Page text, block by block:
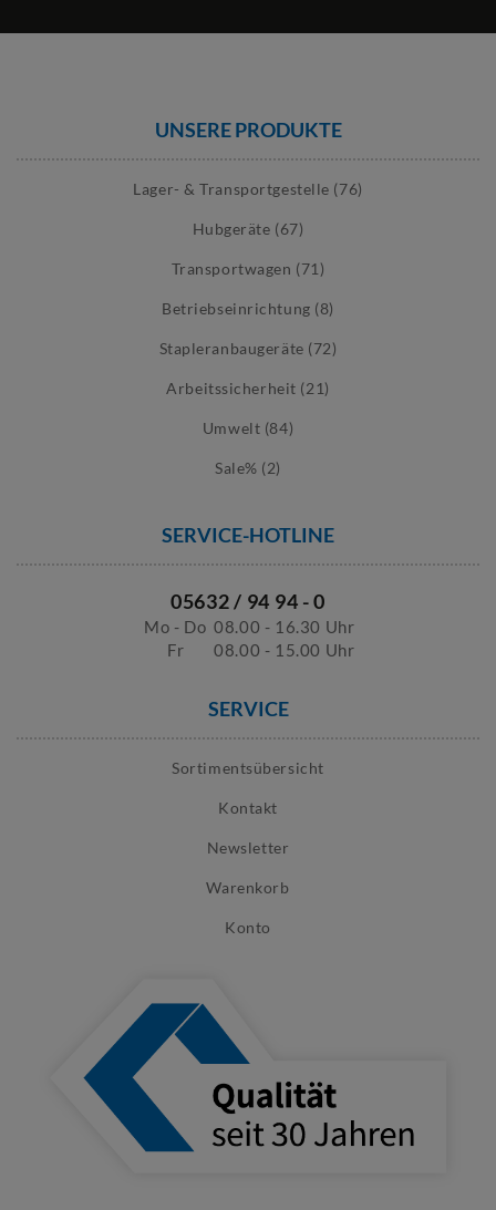
UNSERE PRODUKTE
Lager- & Transportgestelle (76)
Hubgeräte (67)
Transportwagen (71)
Betriebseinrichtung (8)
Stapleranbaugeräte (72)
Arbeitssicherheit (21)
Umwelt (84)
Sale% (2)
SERVICE-HOTLINE
05632 / 94 94 - 0
Mo - Do 08.00 - 16.30 Uhr
Fr
08.00 - 15.00 Uhr
SERVICE
Sortimentsübersicht
Kontakt
Newsletter
Warenkorb
Konto